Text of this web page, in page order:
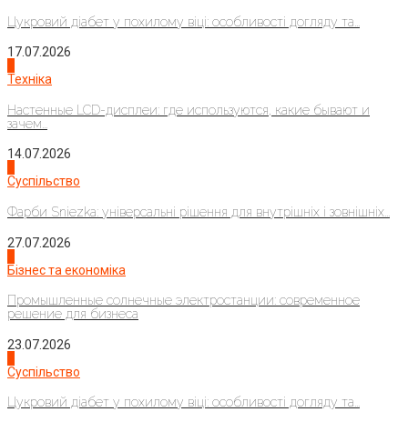
Цукровий діабет у похилому віці: особливості догляду та...
17.07.2026
Техніка
Настенные LCD-дисплеи: где используются, какие бывают и
зачем...
14.07.2026
Суспільство
Фарби Sniezka: універсальні рішення для внутрішніх і зовнішніх...
27.07.2026
Бізнес та економіка
Промышленные солнечные электростанции: современное
решение для бизнеса
23.07.2026
Суспільство
Цукровий діабет у похилому віці: особливості догляду та...